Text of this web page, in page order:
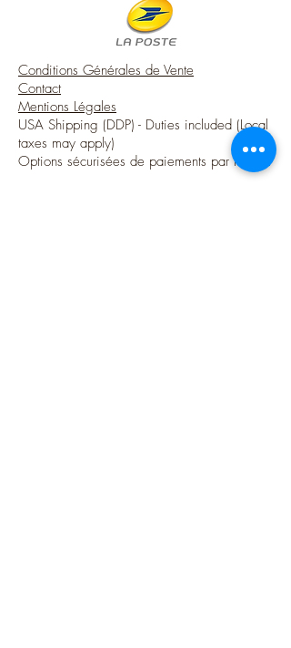
Conditions Générales de Vente
Contact
Mentions Légales
USA Shipping (DDP) - Duties included (Local
taxes may apply)
Options sécurisées de paiements par Paypal